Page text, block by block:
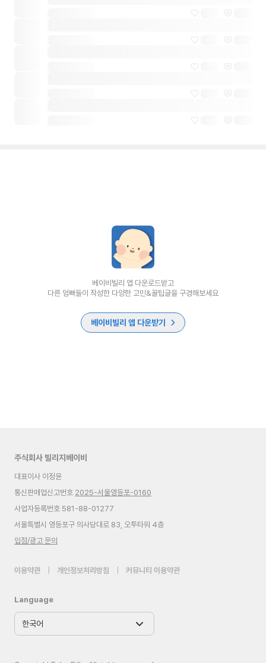
베이비빌리 앱 다운로드받고
다른 엄빠들이 작성한 다양한 고민&꿀팁글을 구경해보세요
베이비빌리 앱 다운받기
주식회사 빌리지베이비
대표이사 이정윤
통신판매업신고번호 2025-서울영등포-0160
사업자등록번호 581-88-01277
서울특별시 영등포구 의사당대로 83, 오투타워 4층
입점/광고 문의
이용약관 개인정보처리방침 커뮤니티 이용약관
Language